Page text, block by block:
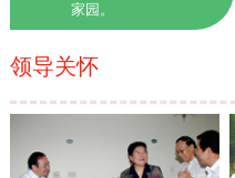
家园。
领导关怀